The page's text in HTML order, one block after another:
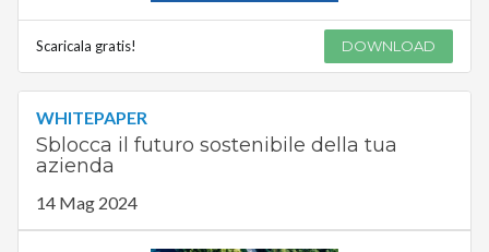
Scaricala gratis! DOWNLOAD
WHITEPAPER
Sblocca il futuro sostenibile della tua
azienda
14 Mag 2024